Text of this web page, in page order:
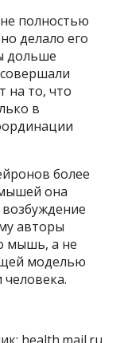
полностью
делало его
дольше
на то, что
в
более
она
авторы
мышь, а не
моделью
человека.